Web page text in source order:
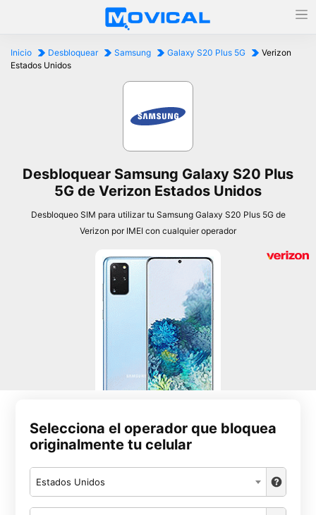
Inicio Desbloquear Samsung Galaxy S20 Plus 5G
Verizon
Estados Unidos
Desbloquear Samsung Galaxy S20 Plus
5G de Verizon Estados Unidos
Desbloqueo SIM para utilizar tu Samsung Galaxy S20 Plus 5G de
Verizon por IMEI con cualquier operador
Selecciona el operador que bloquea
originalmente tu celular
Estados Unidos